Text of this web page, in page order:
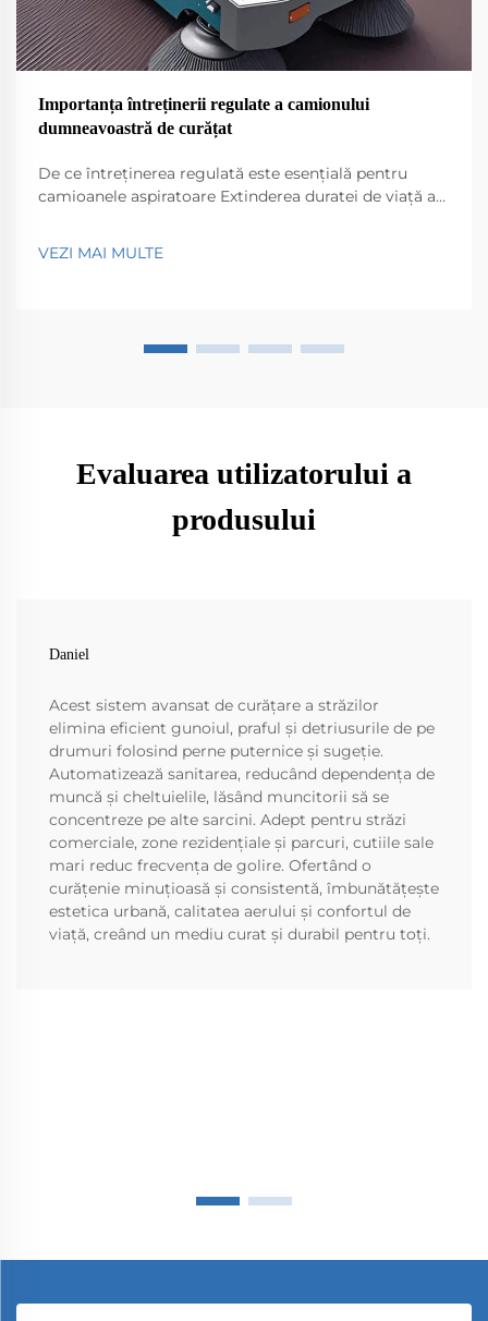
Importanța întreținerii regulate a camionului
dumneavoastră de curățat
De ce întreținerea regulată este esențială pentru
camioanele aspiratoare Extinderea duratei de viață a
necesită întreținere regulată dacă vrem să dureze mai
VEZI MAI MULTE
Evaluarea utilizatorului a
produsului
Daniel
Acest sistem avansat de curățare a străzilor
elimina eficient gunoiul, praful și detriusurile de pe
drumuri folosind perne puternice și sugeție.
Automatizează sanitarea, reducând dependența de
muncă și cheltuielile, lăsând muncitorii să se
concentreze pe alte sarcini. Adept pentru străzi
comerciale, zone rezidențiale și parcuri, cutiile sale
mari reduc frecvența de golire. Ofertând o
curățenie minuțioasă și consistentă, îmbunătățește
estetica urbană, calitatea aerului și confortul de
viață, creând un mediu curat și durabil pentru toți.